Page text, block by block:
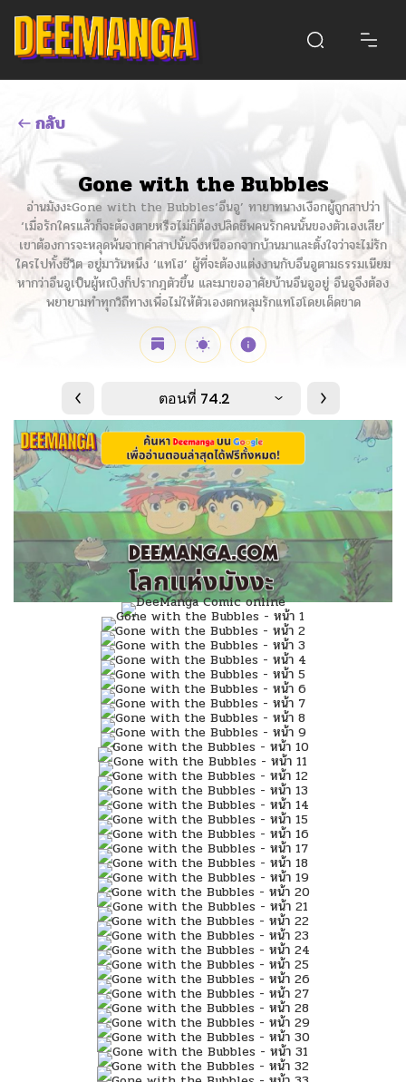
กลับ
Gone with the Bubbles
อ่านมังงะGone with the Bubbles‘อึนอู’ ทายาทนางเงือกผู้ถูกสาปว่า
‘เมื่อรักใครแล้วก็จะต้องตายหรือไม่ก็ต้องปลิดชีพคนรักคนนั้นของตัวเองเสีย’
เขาต้องการจะหลุดพ้นจากคำสาปนั้นจึงหนีออกจากบ้านมาและตั้งใจว่าจะไม่รัก
ใครไปทั้งชีวิต อยู่มาวันหนึง ‘แทโฮ’ ผู้ที่จะต้องแต่งงานกับอึนอูตามธรรมเนียม
หากว่าอึนอูเป็นผู้หญฺิงก็ปรากฎตัวขึ้น และมาขออาศัยบ้านอึนอูอยู่ อึนอูจึงต้อง
พยายามทำทุกวิถีทางเพื่อไม่ให้ตัวเองตกหลุมรักแทโฮโดยเด็ดขาด
ตอนที่ 74.2